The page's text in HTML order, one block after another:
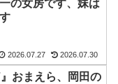
の女房です、妹は
2026.07.27 2026.07.30
』おまえら、岡田の